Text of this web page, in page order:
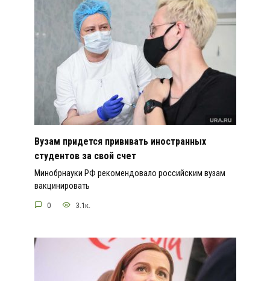
Вузам придется прививать иностранных
студентов за свой счет
Минобрнауки РФ рекомендовало российским вузам
вакцинировать
0 3.1к.